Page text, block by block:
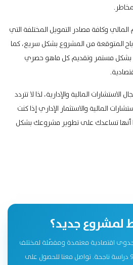
وكافة مصادر التمويل المختلفة التي
المتوقعة من المشروع بشكل سريع، كما
بشكل مستمر وتقديم كل ماهو حصري
المالية والإدارية، لذا لا تتردد
المالية والاستثمار الإداري إذا كنت
أنها تساعدك على تطوير مشروعك بشكل
جديد؟
جدوى اقتصادية معتمدة ومفصّلة لمختلف
القطاعات، بخبرة تتجاوز 947 دراسة ناجحة. تواصل معنا للحصول على